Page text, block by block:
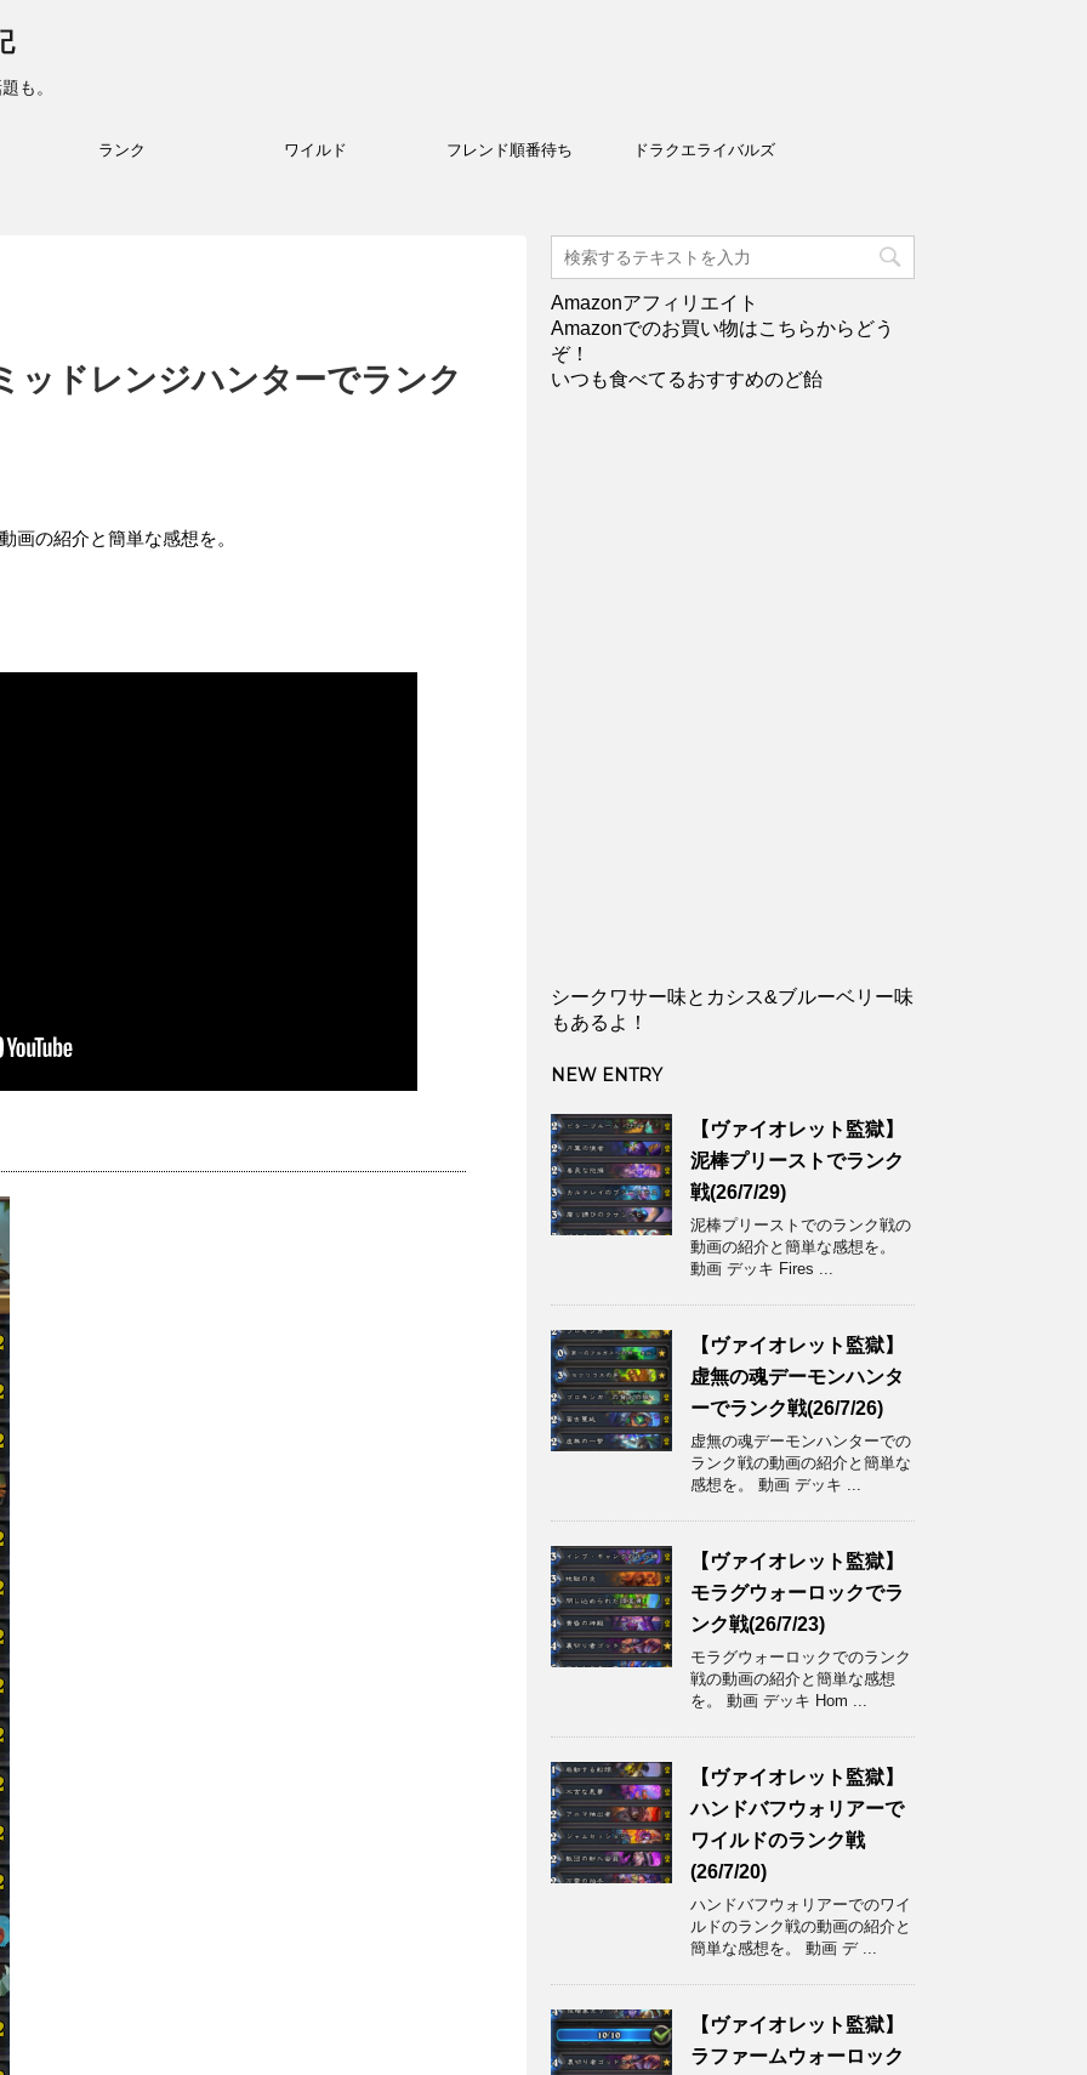
も。
ランク ワイルド フレンド順番待ち ドラクエライバルズ
ッドレンジハンターでランク
画の紹介と簡単な感想を。
Amazonアフィリエイト
Amazonでのお買い物はこちらからどう
ぞ！
いつも食べてるおすすめのど飴
シークワサー味とカシス&ブルーベリー味
もあるよ！
NEW ENTRY
【ヴァイオレット監獄】
泥棒プリーストでランク
戦(26/7/29)
泥棒プリーストでのランク戦の
動画の紹介と簡単な感想を。
動画 デッキ Fires ...
【ヴァイオレット監獄】
虚無の魂デーモンハンタ
ーでランク戦(26/7/26)
虚無の魂デーモンハンターでの
ランク戦の動画の紹介と簡単な
感想を。 動画 デッキ ...
【ヴァイオレット監獄】
モラグウォーロックでラ
ンク戦(26/7/23)
モラグウォーロックでのランク
戦の動画の紹介と簡単な感想
を。 動画 デッキ Hom ...
【ヴァイオレット監獄】
ハンドバフウォリアーで
ワイルドのランク戦
(26/7/20)
ハンドバフウォリアーでのワイ
ルドのランク戦の動画の紹介と
簡単な感想を。 動画 デ ...
【ヴァイオレット監獄】
ラファームウォーロック